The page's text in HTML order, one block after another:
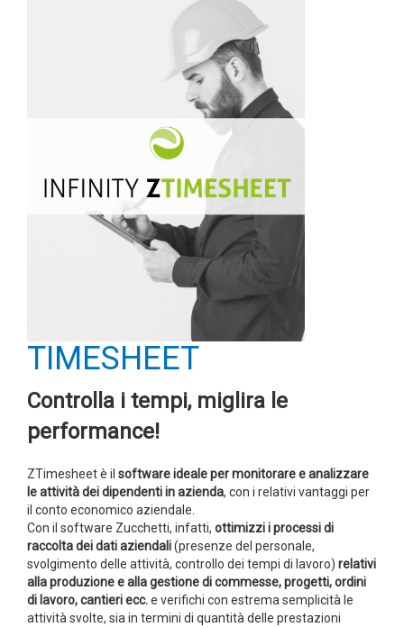
TIMESHEET
Controlla i tempi, miglira le
performance!
ZTimesheet è il softwareideale per monitorare e analizzare
le attività dei dipendenti in azienda, con i relativi vantaggi per
il conto economico aziendale.
Con il software Zucchetti, infatti, ottimizzi i processi di
raccolta dei dati aziendali(presenze del personale,
svolgimento delle attività, controllo dei tempi di lavoro) relativi
alla produzione e alla gestione di commesse, progetti, ordini
di lavoro, cantieri ecc.e verifichi con estrema semplicità le
attività svolte, sia in termini di quantità delle prestazioni